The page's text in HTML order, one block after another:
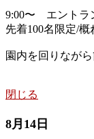
9:00〜 エントラ
先着100名限定/
園内を回りなが
閉じる
8月14日